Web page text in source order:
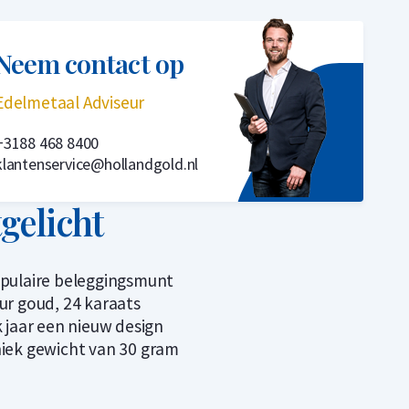
contact op
Adviseur
468 8400
beleggingsmunt
goud, 24 karaats
jaar een nieuw design
gewicht van 30 gram